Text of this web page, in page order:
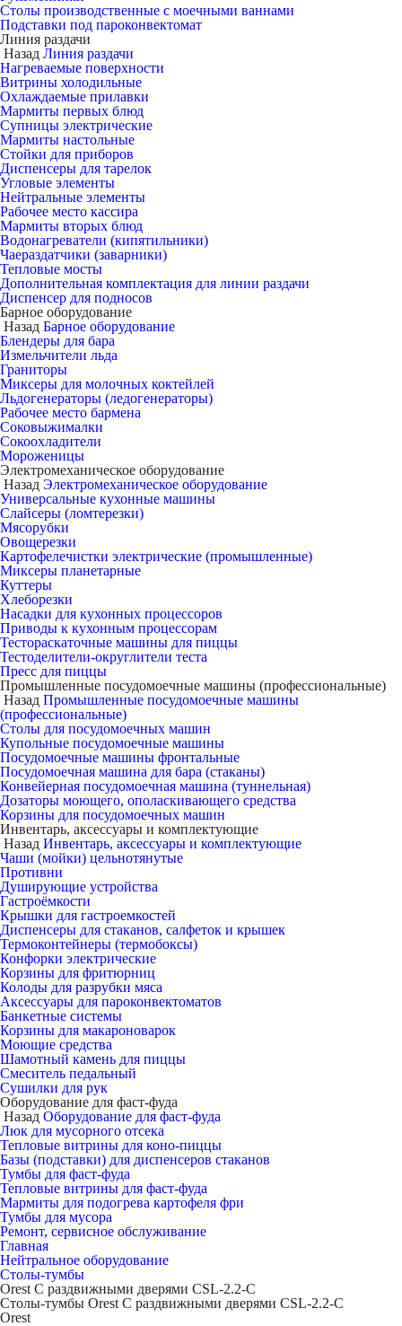
Столы производственные с моечными ваннами
Подставки под пароконвектомат
Линия раздачи
Назад Линия раздачи
Нагреваемые поверхности
Витрины холодильные
Охлаждаемые прилавки
Мармиты первых блюд
Супницы электрические
Мармиты настольные
Стойки для приборов
Диспенсеры для тарелок
Угловые элементы
Нейтральные элементы
Рабочее место кассира
Мармиты вторых блюд
Водонагреватели (кипятильники)
Чаераздатчики (заварники)
Тепловые мосты
Дополнительная комплектация для линии раздачи
Диспенсер для подносов
Барное оборудование
Назад Барное оборудование
Блендеры для бара
Измельчители льда
Граниторы
Миксеры для молочных коктейлей
Льдогенераторы (ледогенераторы)
Рабочее место бармена
Соковыжималки
Сокоохладители
Мороженицы
Электромеханическое оборудование
Назад Электромеханическое оборудование
Универсальные кухонные машины
Слайсеры (ломтерезки)
Мясорубки
Овощерезки
Картофелечистки электрические (промышленные)
Миксеры планетарные
Куттеры
Хлеборезки
Насадки для кухонных процессоров
Приводы к кухонным процессорам
Тестораскаточные машины для пиццы
Тестоделители-округлители теста
Пресс для пиццы
Промышленные посудомоечные машины (профессиональные)
Назад Промышленные посудомоечные машины
(профессиональные)
Столы для посудомоечных машин
Купольные посудомоечные машины
Посудомоечные машины фронтальные
Посудомоечная машина для бара (стаканы)
Конвейерная посудомоечная машина (туннельная)
Дозаторы моющего, ополаскивающего средства
Корзины для посудомоечных машин
Инвентарь, аксессуары и комплектующие
Назад Инвентарь, аксессуары и комплектующие
Чаши (мойки) цельнотянутые
Противни
Душирующие устройства
Гастроёмкости
Крышки для гастроемкостей
Диспенсеры для стаканов, салфеток и крышек
Термоконтейнеры (термобоксы)
Конфорки электрические
Корзины для фритюрниц
Колоды для разрубки мяса
Аксессуары для пароконвектоматов
Банкетные системы
Корзины для макароноварок
Моющие средства
Шамотный камень для пиццы
Смеситель педальный
Сушилки для рук
Оборудование для фаст-фуда
Назад Оборудование для фаст-фуда
Люк для мусорного отсека
Тепловые витрины для коно-пиццы
Базы (подставки) для диспенсеров стаканов
Тумбы для фаст-фуда
Тепловые витрины для фаст-фуда
Мармиты для подогрева картофеля фри
Тумбы для мусора
Ремонт, сервисное обслуживание
Главная
Нейтральное оборудование
Столы-тумбы
Orest С раздвижными дверями CSL-2.2-С
Столы-тумбы Orest С раздвижными дверями CSL-2.2-С
Orest